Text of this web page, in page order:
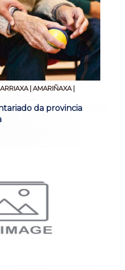
| AMARIÑAXA |
da provincia